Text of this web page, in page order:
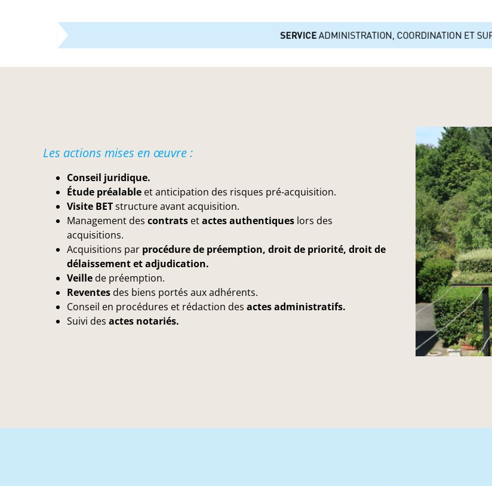
Les actions mises en œuvre :
Conseil juridique.
Étude préalable et anticipation des risques pré-acquisition.
Visite BETstructure avant acquisition.
Management des contrats etactes authentiques lors des
acquisitions.
Acquisitions par procédure de préemption, droit de priorité, droit de
délaissement et adjudication.
Veille de préemption.
Reventes des biens portés aux adhérents.
Conseil en procédures et rédaction des actes administratifs.
Suivi des actes notariés.